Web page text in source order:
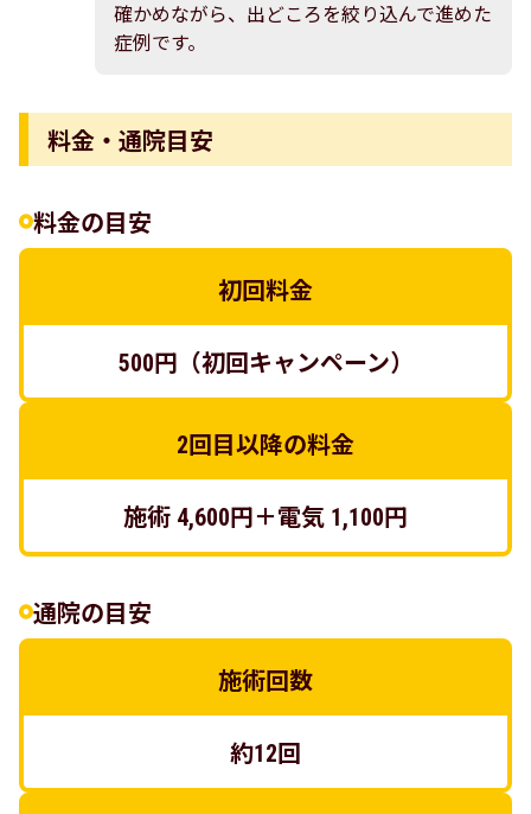
確かめながら、出どころを絞り込んで進めた
症例です。
料金・通院目安
料金の目安
初回料金
500円（初回キャンペーン）
2回目以降の料金
施術 4,600円＋電気 1,100円
通院の目安
施術回数
約12回